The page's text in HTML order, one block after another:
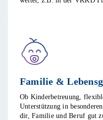
Familie &
Ob Kinderbetreuung,
Unterstützung in
dir, Familie und Beruf gut